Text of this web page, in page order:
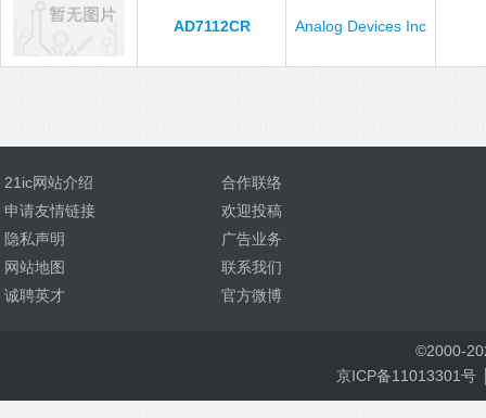
AD7112CR Analog Devices Inc
21ic网站介绍
合作联络
申请友情链接
欢迎投稿
隐私声明
广告业务
网站地图
联系我们
诚聘英才
官方微博
©2000-
京ICP备11013301号